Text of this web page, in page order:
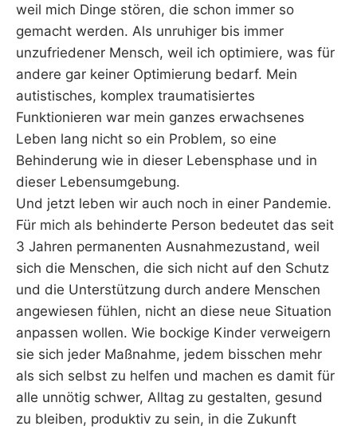
weil mich Dinge stören, die schon immer so
gemacht werden. Als unruhiger bis immer
unzufriedener Mensch, weil ich optimiere, was für
andere gar keiner Optimierung bedarf. Mein
autistisches, komplex traumatisiertes
Funktionieren war mein ganzes erwachsenes
Leben lang nicht so ein Problem, so eine
Behinderung wie in dieser Lebensphase und in
dieser Lebensumgebung.
Und jetzt leben wir auch noch in einer Pandemie.
Für mich als behinderte Person bedeutet das seit
3 Jahren permanenten Ausnahmezustand, weil
sich die Menschen, die sich nicht auf den Schutz
und die Unterstützung durch andere Menschen
angewiesen fühlen, nicht an diese neue Situation
anpassen wollen. Wie bockige Kinder verweigern
sie sich jeder Maßnahme, jedem bisschen mehr
als sich selbst zu helfen und machen es damit für
alle unnötig schwer, Alltag zu gestalten, gesund
zu bleiben, produktiv zu sein, in die Zukunft